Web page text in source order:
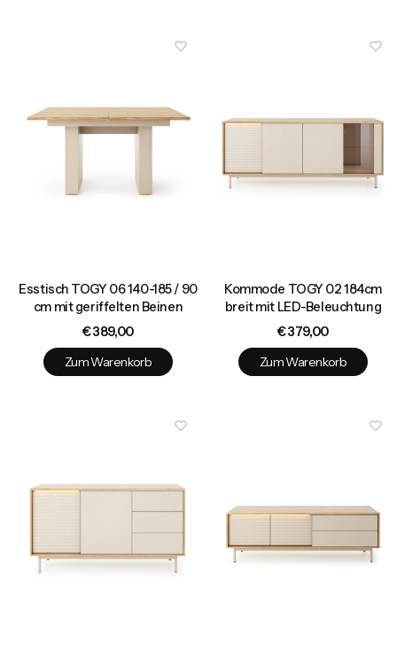
Esstisch TOGY 06 140-185 / 90
cm mit geriffelten Beinen
Preis
€ 389,00
Zum Warenkorb
Kommode TOGY 02 184cm
breit mit LED-Beleuchtung
Preis
€ 379,00
Zum Warenkorb